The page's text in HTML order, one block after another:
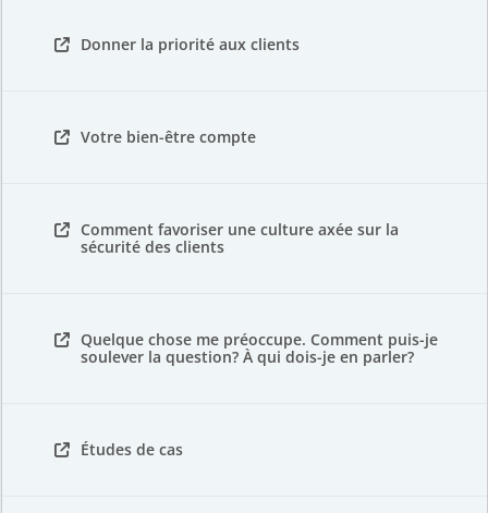
Donner la priorité aux clients
Votre bien-être compte
Comment favoriser une culture axée sur la
sécurité des clients
Quelque chose me préoccupe. Comment puis-je
soulever la question? À qui dois-je en parler?
Études de cas